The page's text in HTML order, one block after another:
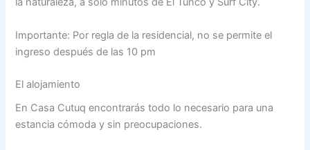
Importante: Por regla de la residencial, no se permite el
ingreso después de las 10 pm
El alojamiento
En Casa Cutuq encontrarás todo lo necesario para una
estancia cómoda y sin preocupaciones.